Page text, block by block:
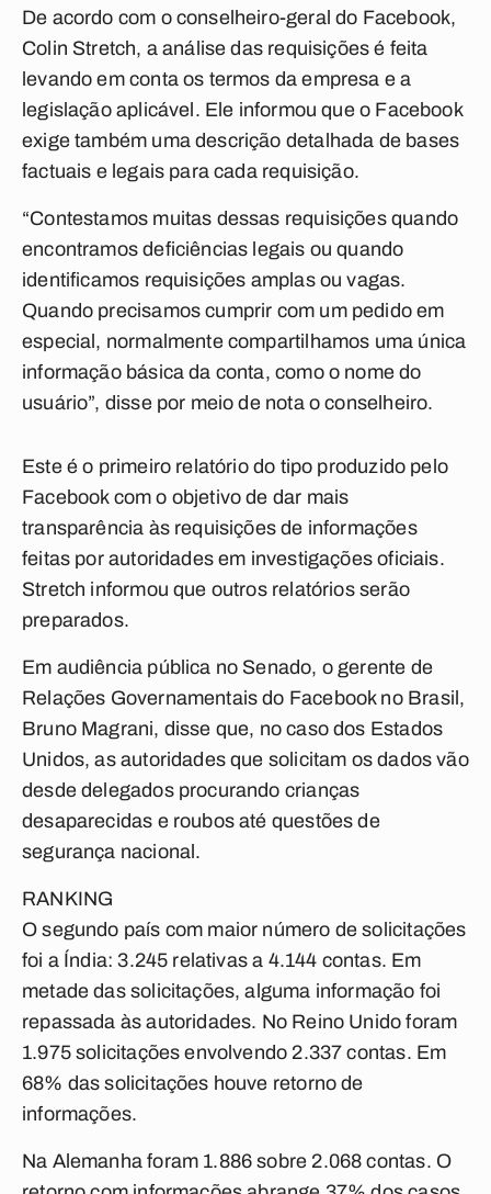
De acordo com o conselheiro-geral do Facebook,
Colin Stretch, a análise das requisições é feita
levando em conta os termos da empresa e a
legislação aplicável. Ele informou que o Facebook
exige também uma descrição detalhada de bases
factuais e legais para cada requisição.
“Contestamos muitas dessas requisições quando
encontramos deficiências legais ou quando
identificamos requisições amplas ou vagas.
Quando precisamos cumprir com um pedido em
especial, normalmente compartilhamos uma única
informação básica da conta, como o nome do
usuário”, disse por meio de nota o conselheiro.
Este é o primeiro relatório do tipo produzido pelo
Facebook com o objetivo de dar mais
transparência às requisições de informações
feitas por autoridades em investigações oficiais.
Stretch informou que outros relatórios serão
preparados.
Em audiência pública no Senado, o gerente de
Relações Governamentais do Facebook no Brasil,
Bruno Magrani, disse que, no caso dos Estados
Unidos, as autoridades que solicitam os dados vão
desde delegados procurando crianças
desaparecidas e roubos até questões de
segurança nacional.
RANKING
O segundo país com maior número de solicitações
foi a Índia: 3.245 relativas a 4.144 contas. Em
metade das solicitações, alguma informação foi
repassada às autoridades. No Reino Unido foram
1.975 solicitações envolvendo 2.337 contas. Em
68% das solicitações houve retorno de
informações.
Na Alemanha foram 1.886 sobre 2.068 contas. O